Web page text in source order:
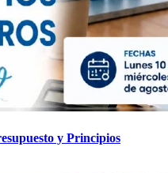
y Principios